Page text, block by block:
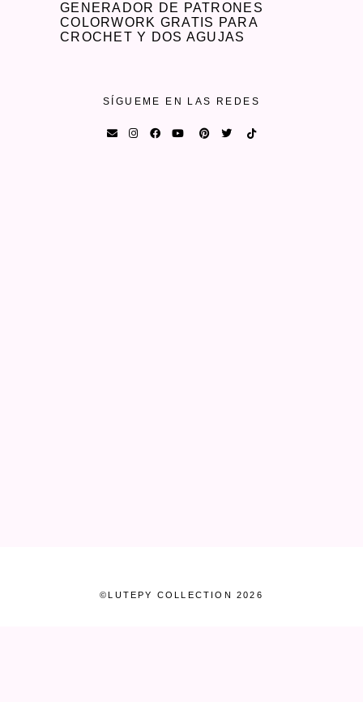
GENERADOR DE PATRONES
COLORWORK GRATIS PARA
CROCHET Y DOS AGUJAS
SÍGUEME EN LAS REDES
©LUTEPY COLLECTION 2026